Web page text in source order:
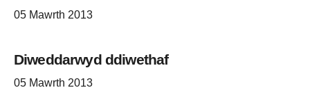
05 Mawrth 2013
Diweddarwyd ddiwethaf
05 Mawrth 2013